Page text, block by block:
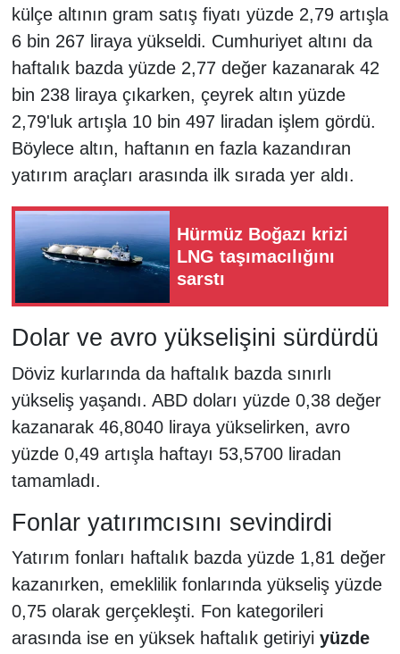
külçe altının gram satış fiyatı yüzde 2,79 artışla
6 bin 267 liraya yükseldi. Cumhuriyet altını da
haftalık bazda yüzde 2,77 değer kazanarak 42
bin 238 liraya çıkarken, çeyrek altın yüzde
2,79'luk artışla 10 bin 497 liradan işlem gördü.
Böylece altın, haftanın en fazla kazandıran
yatırım araçları arasında ilk sırada yer aldı.
Hürmüz Boğazı krizi
LNG taşımacılığını
sarstı
Dolar ve avro yükselişini sürdürdü
Döviz kurlarında da haftalık bazda sınırlı
yükseliş yaşandı. ABD doları yüzde 0,38 değer
kazanarak 46,8040 liraya yükselirken, avro
yüzde 0,49 artışla haftayı 53,5700 liradan
tamamladı.
Fonlar yatırımcısını sevindirdi
Yatırım fonları haftalık bazda yüzde 1,81 değer
kazanırken, emeklilik fonlarında yükseliş yüzde
0,75 olarak gerçekleşti. Fon kategorileri
arasında ise en yüksek haftalık getiriyi yüzde